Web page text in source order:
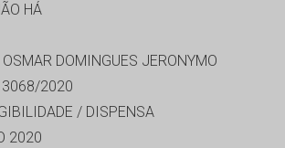
HÁ
DOMINGUES JERONYMO
2020
/ DISPENSA
2020